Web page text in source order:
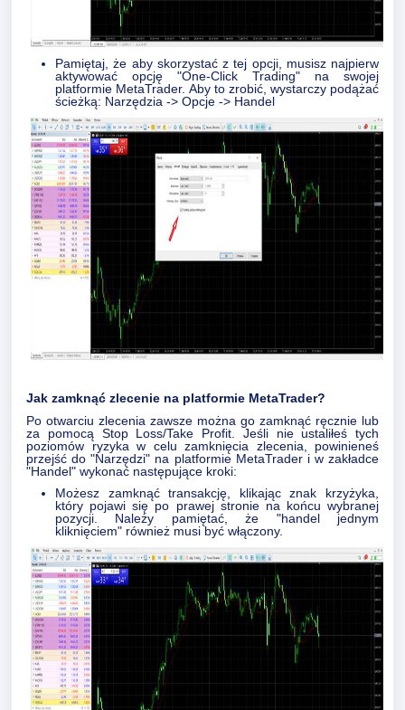
Pamiętaj, że aby skorzystać z tej opcji, musisz najpierw
aktywować opcję "One-Click Trading" na swojej
platformie MetaTrader. Aby to zrobić, wystarczy podążać
ścieżką: Narzędzia -> Opcje -> Handel
Jak zamknąć zlecenie na platformie MetaTrader?
Po otwarciu zlecenia zawsze można go zamknąć ręcznie lub
za pomocą Stop Loss/Take Profit. Jeśli nie ustaliłeś tych
poziomów ryzyka w celu zamknięcia zlecenia, powinieneś
przejść do "Narzędzi" na platformie MetaTrader i w zakładce
"Handel" wykonać następujące kroki:
Możesz zamknąć transakcję, klikając znak krzyżyka,
który pojawi się po prawej stronie na końcu wybranej
pozycji. Należy pamiętać, że "handel jednym
kliknięciem" również musi być włączony.